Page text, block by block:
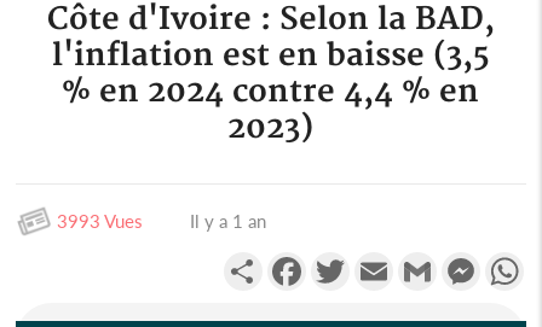
Côte d'Ivoire : Selon la BAD,
l'inflation est en baisse (3,5
% en 2024 contre 4,4 % en
2023)
3993 Vues Il y a 1 an
PartagerFacebookTwitterEmail Gmail